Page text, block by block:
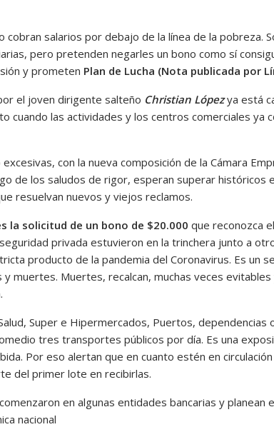
cobran salarios por debajo de la línea de la pobreza.
pero pretenden negarles un bono como sí
y prometen Plan de Lucha (Nota publicada por
el joven dirigente salteño Christian Lópezya está
cuando las actividades y los centros comerciales ya
con la nueva composición de la Cámara
de los saludos de rigor, esperan superar históricos
resuelvan nuevos y viejos reclamos.
la solicitud de un bono de $20.000 que reconozca
privada estuvieron en la trinchera junto a
producto de la pandemia del Coronavirus. Es un
muertes. Muertes, recalcan, muchas veces evitables
Super e Hipermercados, Puertos, dependencias
tres transportes públicos por día. Es una
Por eso alertan que en cuanto estén en circulación
del primer lote en recibirlas.
en algunas entidades bancarias y planean
nacional